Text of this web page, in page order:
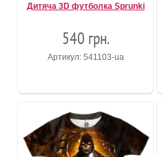
Дитяча 3D футболка Sprunki
540 грн.
Артикул: 541103-ua